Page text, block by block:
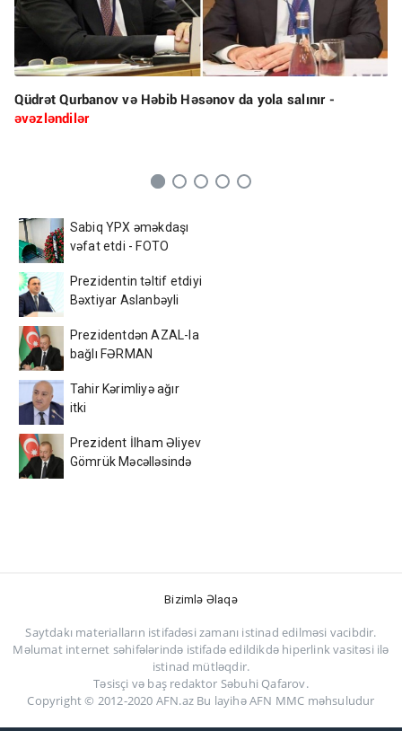
Qüdrət Qurbanov və Həbib Həsənov da yola salınır -
əvəzləndilər
Sabiq YPX əməkdaşı
vəfat etdi - FOTO
Prezidentin təltif etdiyi
Bəxtiyar Aslanbəyli
Prezidentdən AZAL-la
bağlı FƏRMAN
Tahir Kərimliyə ağır
itki
Prezident İlham Əliyev
Gömrük Məcəlləsində
Bizimlə Əlaqə
Saytdakı materialların istifadəsi zamanı istinad edilməsi vacibdir.
Məlumat internet səhifələrində istifadə edildikdə hiperlink vasitəsi ilə
istinad mütləqdir.
Təsisçi və baş redaktor Səbuhi Qafarov.
Copyright © 2012-2020 AFN.az Bu layihə AFN MMC məhsuludur